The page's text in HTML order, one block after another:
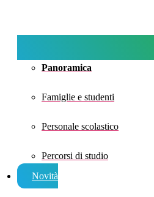
Panoramica
Famiglie e studenti
Personale scolastico
Percorsi di studio
Novità